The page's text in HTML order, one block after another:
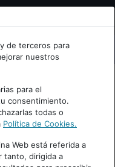
Cancelar
de terceros para
nuestros
para el
consentimiento.
todas o
Política de Cookies.
Web está referida a
tanto, dirigida a